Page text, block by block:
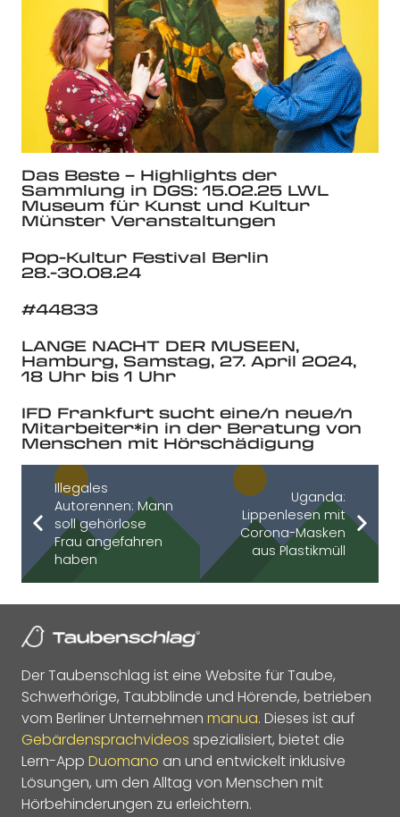
Das Beste – Highlights der
Sammlung in DGS: 15.02.25 LWL
Museum für Kunst und Kultur
Münster Veranstaltungen
Pop-Kultur Festival Berlin
28.-30.08.24
#44833
LANGE NACHT DER MUSEEN,
Hamburg, Samstag, 27. April 2024,
18 Uhr bis 1 Uhr
IFD Frankfurt sucht eine/n neue/n
Mitarbeiter*in in der Beratung von
Menschen mit Hörschädigung
Illegales
Autorennen: Mann
soll gehörlose
Frau angefahren
haben
Uganda:
Lippenlesen mit
Corona-Masken
aus Plastikmüll
Der Taubenschlag ist eine Website für Taube,
Schwerhörige, Taubblinde und Hörende, betrieben
vom Berliner Unternehmen manua. Dieses ist auf
Gebärdensprachvideos spezialisiert, bietet die
Lern-App Duomano an und entwickelt inklusive
Lösungen, um den Alltag von Menschen mit
Hörbehinderungen zu erleichtern.